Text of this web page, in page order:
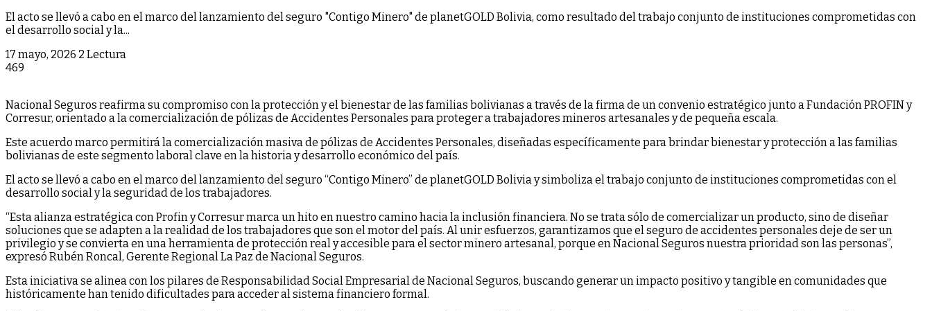
El acto se llevó a cabo en el marco del lanzamiento del seguro "Contigo Minero" de planetGOLD Bolivia, como resultado del trabajo conjunto de instituciones comprometidas con
el desarrollo social y la...
17 mayo, 2026 2 Lectura
469
Nacional Seguros reafirma su compromiso con la protección y el bienestar de las familias bolivianas a través de la firma de un convenio estratégico junto a Fundación PROFIN y
Corresur, orientado a la comercialización de pólizas de Accidentes Personales para proteger a trabajadores mineros artesanales y de pequeña escala.
Este acuerdo marco permitirá la comercialización masiva de pólizas de Accidentes Personales, diseñadas específicamente para brindar bienestar y protección a las familias
bolivianas de este segmento laboral clave en la historia y desarrollo económico del país.
El acto se llevó a cabo en el marco del lanzamiento del seguro “Contigo Minero” de planetGOLD Bolivia y simboliza el trabajo conjunto de instituciones comprometidas con el
desarrollo social y la seguridad de los trabajadores.
“Esta alianza estratégica con Profin y Corresur marca un hito en nuestro camino hacia la inclusión financiera. No se trata sólo de comercializar un producto, sino de diseñar
soluciones que se adapten a la realidad de los trabajadores que son el motor del país. Al unir esfuerzos, garantizamos que el seguro de accidentes personales deje de ser un
privilegio y se convierta en una herramienta de protección real y accesible para el sector minero artesanal, porque en Nacional Seguros nuestra prioridad son las personas”,
expresó Rubén Roncal, Gerente Regional La Paz de Nacional Seguros.
Esta iniciativa se alinea con los pilares de Responsabilidad Social Empresarial de Nacional Seguros, buscando generar un impacto positivo y tangible en comunidades que
históricamente han tenido dificultades para acceder al sistema financiero formal.